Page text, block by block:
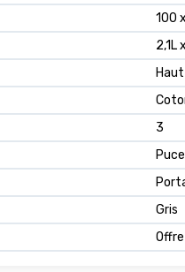
100
2,1L
3
Gris